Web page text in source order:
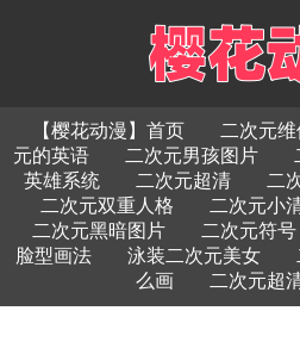
【樱花动漫】首页 二次元维
元的英语
二次元男孩图片
英雄系统
二次元超清 二
二次元双重人格
二次元小
二次元黑暗图片
二次元符号
脸型画法
泳装二次元美女
么画
二次元超